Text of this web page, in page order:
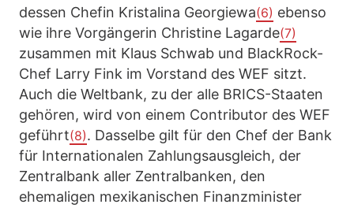
dessen Chefin Kristalina Georgiewa(6) ebenso
wie ihre Vorgängerin Christine Lagarde(7)
zusammen mit Klaus Schwab und BlackRock-
Chef Larry Fink im Vorstand des WEF sitzt.
Auch die Weltbank, zu der alle BRICS-Staaten
gehören, wird von einem Contributor des WEF
geführt(8). Dasselbe gilt für den Chef der Bank
für Internationalen Zahlungsausgleich, der
Zentralbank aller Zentralbanken, den
ehemaligen mexikanischen Finanzminister